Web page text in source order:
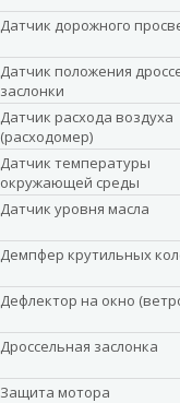
Датчик дорожного
Датчик положения
заслонки
Датчик расхода воздуха
(расходомер)
Датчик температуры
окружающей среды
Датчик уровня масла
Демпфер крутильных
Дефлектор на окно
Дроссельная заслонка
Защита мотора